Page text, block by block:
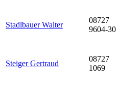
Stadlbauer Walter
08727
9604-30
Steiger Gertraud
08727
1069